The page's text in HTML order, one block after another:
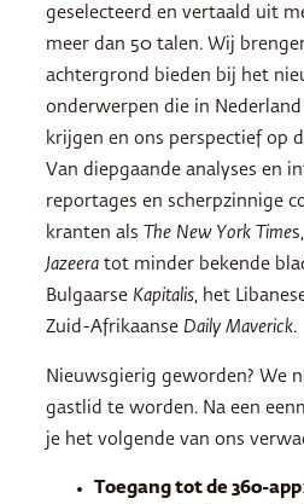
geselecteerd en vertaald uit
meer dan 50 talen. Wij
achtergrond bieden bij het
onderwerpen die in
krijgen en ons perspectief op
Van diepgaande analyses en
reportages en scherpzinnige
kranten als The New York Times,
Jazeera tot minder bekende
Bulgaarse Kapitalis, het
Zuid-Afrikaanse Daily Maverick.
Nieuwsgierig geworden? We
gastlid te worden. Na een
je het volgende van ons
Toegang tot de 360-app